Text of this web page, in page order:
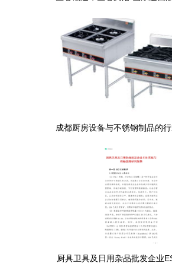
成都厨房设备与不锈钢制品的
厨具卫具及日用杂品批发企业